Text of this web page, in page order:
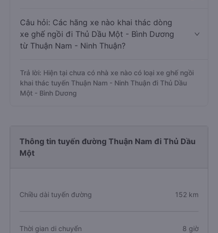
Câu hỏi: Các hãng xe nào khai thác dòng
xe ghế ngồi đi Thủ Dầu Một - Bình Dương
từ Thuận Nam - Ninh Thuận?
Trả lời: Hiện tại chưa có nhà xe nào có loại xe ghế ngồi
khai thác tuyến Thuận Nam - Ninh Thuận đi Thủ Dầu
Một - Bình Dương
Thông tin tuyến đường Thuận Nam đi Thủ Dầu
Một
Chiều dài tuyến đường 152 km
Thời gian di chuyển 8 giờ